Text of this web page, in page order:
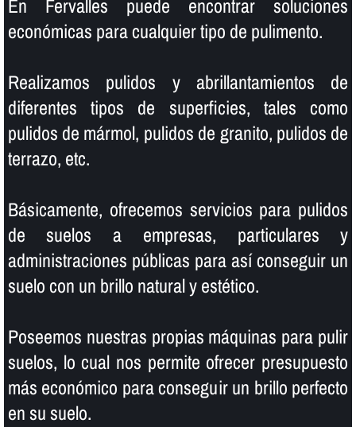
En Fervalles puede encontrar soluciones
económicas para cualquier tipo de pulimento.
Realizamos pulidos y abrillantamientos de
diferentes tipos de superficies, tales como
pulidos de mármol, pulidos de granito, pulidos de
terrazo, etc.
Básicamente, ofrecemos servicios para pulidos
de suelos a empresas, particulares y
administraciones públicas para así­ conseguir un
suelo con un brillo natural y estético.
Poseemos nuestras propias máquinas para pulir
suelos, lo cual nos permite ofrecer presupuesto
más económico para conseguir un brillo perfecto
en su suelo.